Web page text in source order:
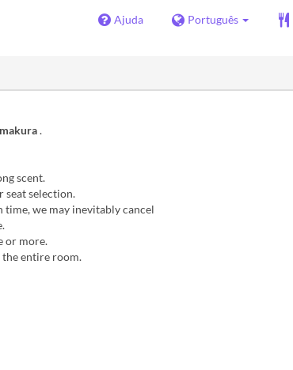
Ajuda Português
.
scent.
seat selection.
we may inevitably cancel
or more.
entire room.